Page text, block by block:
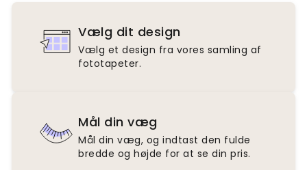
Vælg dit design
Vælg et design fra vores samling af
fototapeter.
Mål din væg
Mål din væg, og indtast den fulde
bredde og højde for at se din pris.